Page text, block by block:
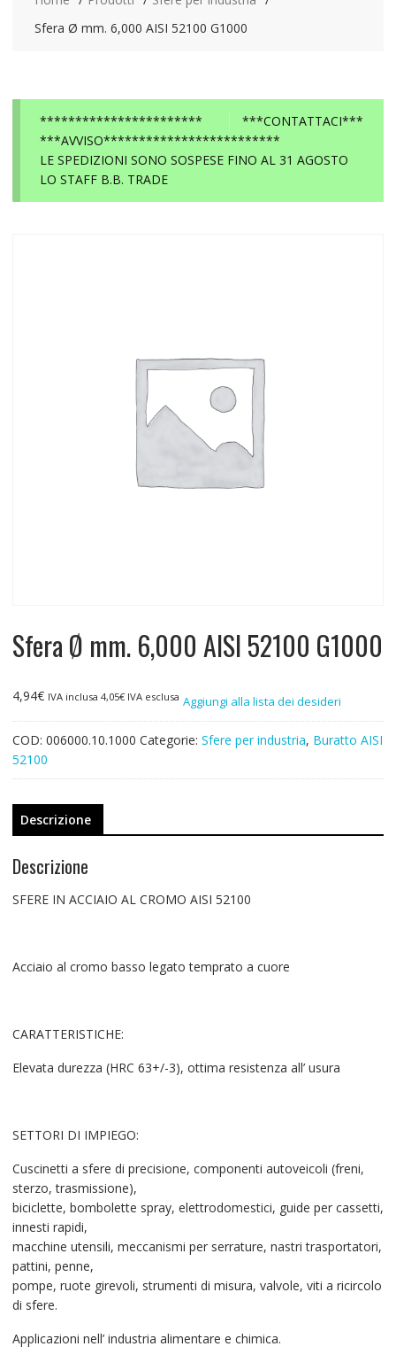
Sfera Ø mm. 6,000 AISI 52100 G1000
***CONTATTACI***
***********************
***AVVISO*************************
LE SPEDIZIONI SONO SOSPESE FINO AL 31 AGOSTO
LO STAFF B.B. TRADE
Sfera Ø mm. 6,000 AISI 52100 G1000
4,94€ IVA inclusa 4,05€IVA esclusa Aggiungi alla lista dei desideri
COD: 006000.10.1000 Categorie: Sfere per industria, Buratto AISI
52100
Descrizione
Descrizione
SFERE IN ACCIAIO AL CROMO AISI 52100
Acciaio al cromo basso legato temprato a cuore
CARATTERISTICHE:
Elevata durezza (HRC 63+/-3), ottima resistenza all’ usura
SETTORI DI IMPIEGO:
Cuscinetti a sfere di precisione, componenti autoveicoli (freni,
sterzo, trasmissione),
biciclette, bombolette spray, elettrodomestici, guide per cassetti,
innesti rapidi,
macchine utensili, meccanismi per serrature, nastri trasportatori,
pattini, penne,
pompe, ruote girevoli, strumenti di misura, valvole, viti a ricircolo
di sfere.
Applicazioni nell’ industria alimentare e chimica.